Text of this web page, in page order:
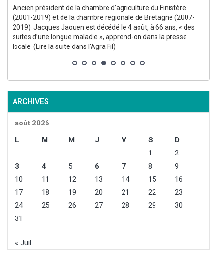
Ancien président de la chambre d’agriculture du Finistère
(2001-2019) et de la chambre régionale de Bretagne (2007-
2019), Jacques Jaouen est décédé le 4 août, à 66 ans, « des
suites d’une longue maladie », apprend-on dans la presse
locale. (Lire la suite dans l'Agra Fil)
ARCHIVES
août 2026
L
M M J V S
D
1
2
3
4 5 6 7 8
9
10
11 12 13 14 15
16
17
18 19 20 21 22
23
24
25 26 27 28 29
30
31
« Juil